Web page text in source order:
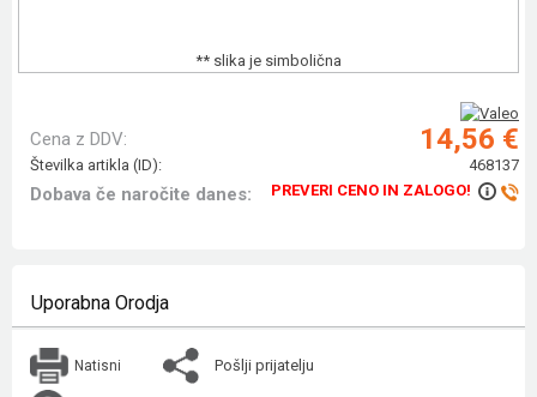
** slika je simbolična
Cena z DDV: 14,56 €
Številka artikla (ID): 468137
Dobava če naročite danes: PREVERI CENO IN ZALOGO!
Uporabna Orodja
Natisni Pošlji prijatelju